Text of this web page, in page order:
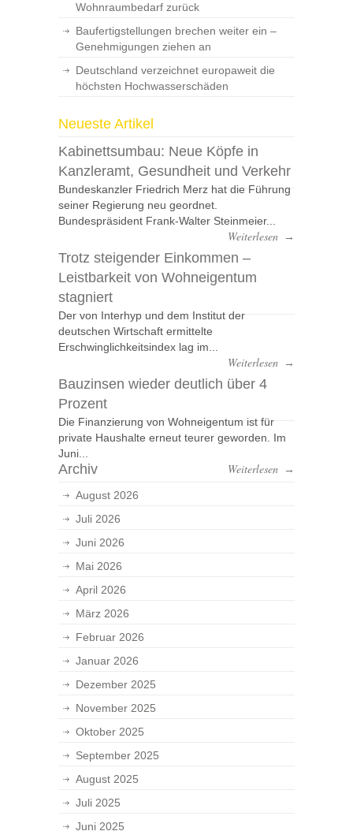
Wohnraumbedarf zurück
Baufertigstellungen brechen weiter ein –
Genehmigungen ziehen an
Deutschland verzeichnet europaweit die
höchsten Hochwasserschäden
Neueste Artikel
Kabinettsumbau: Neue Köpfe in
Kanzleramt, Gesundheit und Verkehr
Bundeskanzler Friedrich Merz hat die Führung
seiner Regierung neu geordnet.
Bundespräsident Frank-Walter Steinmeier...
Weiterlesen →
Trotz steigender Einkommen –
Leistbarkeit von Wohneigentum
stagniert
Der von Interhyp und dem Institut der
deutschen Wirtschaft ermittelte
Erschwinglichkeitsindex lag im...
Weiterlesen →
Bauzinsen wieder deutlich über 4
Prozent
Die Finanzierung von Wohneigentum ist für
private Haushalte erneut teurer geworden. Im
Juni...
Weiterlesen →
Archiv
August 2026
Juli 2026
Juni 2026
Mai 2026
April 2026
März 2026
Februar 2026
Januar 2026
Dezember 2025
November 2025
Oktober 2025
September 2025
August 2025
Juli 2025
Juni 2025